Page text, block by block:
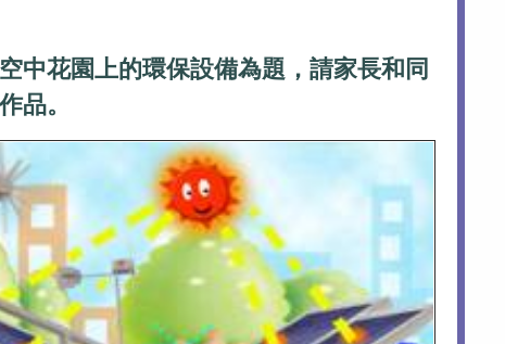
中花園上的環保設備為題，請家長和同
品。